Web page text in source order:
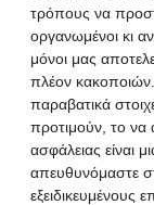
τρόπους να
οργανωμένοι κι
μόνοι μας
πλέον κακοποιών.
παραβατικά
προτιμούν, το να
ασφάλειας είναι
απευθυνόμαστε
εξειδικευμένους